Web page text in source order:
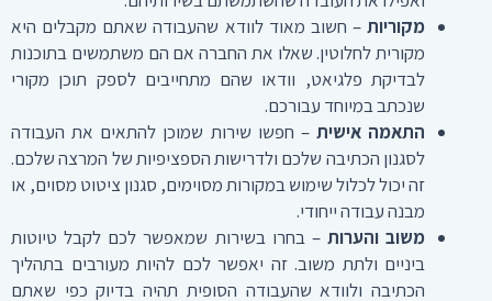
מקוריות– חשוב מאוד לוודא שהעבודה שאתם מקבלים היא
מקורית לחלוטין. שאלו את החברה אם הם משתמשים בתוכנות
לבדיקת פלגיאט, וודאו שהם מתחייבים לספק תוכן מקורי
שנכתב במיוחד עבורכם.
התאמה אישית– חפשו שירות שמוכן להתאים את העבודה
לסגנון הכתיבה שלכם ולדרישות הספציפיות של המרצה שלכם.
זה יכול לכלול שימוש במקורות מסוימים, סגנון ציטוט מסוים, או
מבנה עבודה ייחודי.
משוב והערות– בחרו בשירות שמאפשר לכם לקבל טיוטות
ביניים ולתת משוב. זה יאפשר לכם להיות מעורבים בתהליך
הכתיבה ולוודא שהעבודה הסופית תהיה בדיוק כפי שאתם